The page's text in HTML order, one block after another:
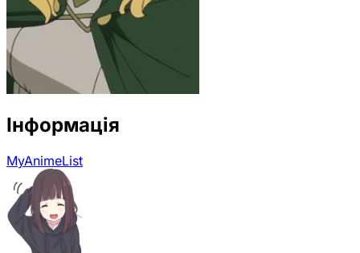
Інформація
MyAnimeList